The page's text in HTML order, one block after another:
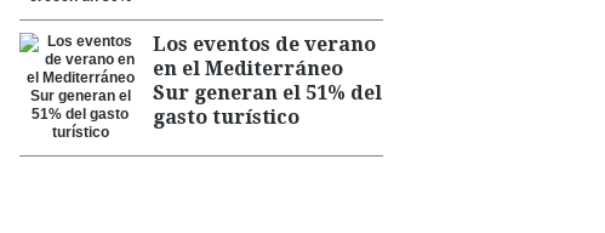
Los eventos de verano
en el Mediterráneo
Sur generan el 51% del
gasto turístico